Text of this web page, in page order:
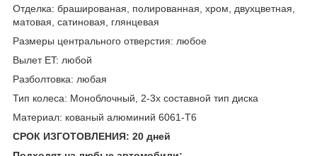
Отделка: брашированая, полированная, хром, двухцветная,
матовая, сатиновая, глянцевая
Размеры центрального отверстия: любое
Вылет ET: любой
Разболтовка: любая
Тип колеса: Моноблочный, 2-3х составной тип диска
Материал: кованый алюминий 6061-T6
СРОК ИЗГОТОВЛЕНИЯ: 20 дней